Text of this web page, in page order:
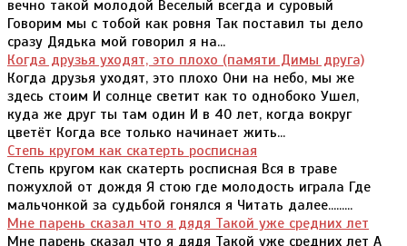
Поется - как? С язвою бессмертной совести
Как справляетесь, бедняк? Как живется вам
с товаром Рыночным? Оброк - крутой?
После мраморов Каррары Как живется вам с
трухой Гипсовой? (Из глыбы высечен Бог - и
начисто разбит!) Как живется вам с сто-
тысячной- Вам, познавшему Лилит!
Рыночною новизною Сыты ли? К волшбам
остыв, Как живется вам с земною
Женщиною, без шестых Чувств? Ну, за
голову: счастливы? Нет? В провале без
глубин - Как живется, милый? Тяжче ли - Так
вечно такой молодой Веселый всегда и суровый
Говорим мы с тобой как ровня Так поставил ты дело
сразу Дядька мой говорил я на...
Когда друзья уходят, это плохо (памяти Димы друга)
Когда друзья уходят, это плохо Они на небо, мы же
здесь стоим И солнце светит как то однобоко Ушел,
куда же друг ты там один И в 40 лет, когда вокруг
цветёт Когда все только начинает жить...
Степь кругом как скатерть росписная
Степь кругом как скатерть росписная Вся в траве
пожухлой от дождя Я стою где молодость играла Где
мальчонкой за судьбой гонялся я Читать далее.........
Мне парень сказал что я дядя Такой уже средних лет
Мне парень сказал что я дядя Такой уже средних лет А